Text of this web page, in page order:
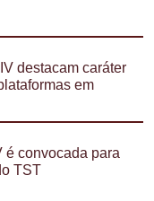
destacam caráter
em
é convocada para
TST